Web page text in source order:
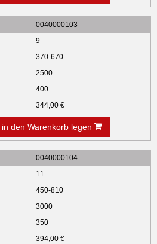
0040000103
9
370-670
2500
400
344,00 €
den Warenkorb legen
0040000104
11
450-810
3000
350
394,00 €